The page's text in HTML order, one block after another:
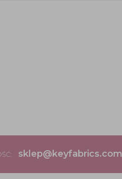
sklep@keyfabrics.com